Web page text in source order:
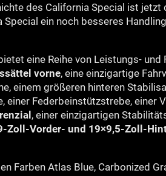
des California Special ist jetzt
ein noch besseres
eine Reihe von Leistungs-
vorne, eine einzigartige
einem größeren hinteren
einer Federbeinstützstrebe, einer
, einer einzigartigen
Zoll-Vorder- und 19×9,5-Zoll-
Farben Atlas Blue, Carbonized